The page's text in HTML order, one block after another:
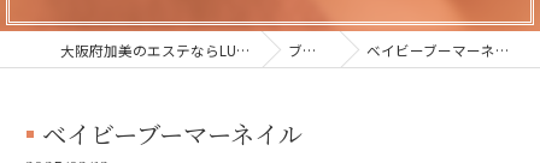
大阪府加美のエステならLUANA ブログ ベイビーブーマーネイル
ベイビーブーマーネイル